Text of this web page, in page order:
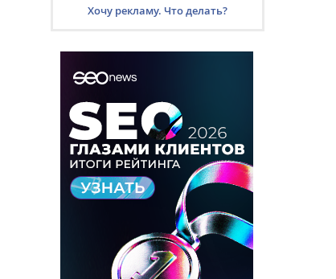
Хочу рекламу. Что делать?